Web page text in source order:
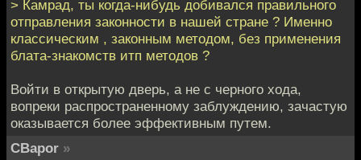
> Камрад, ты когда-нибудь добивался правильного
отправления законности в нашей стране ? Именно
классическим , законным методом, без применения
блата-знакомств итп методов ?
Войти в открытую дверь, а не с черного хода,
вопреки распространенному заблуждению, зачастую
оказывается более эффективным путем.
CBapor »